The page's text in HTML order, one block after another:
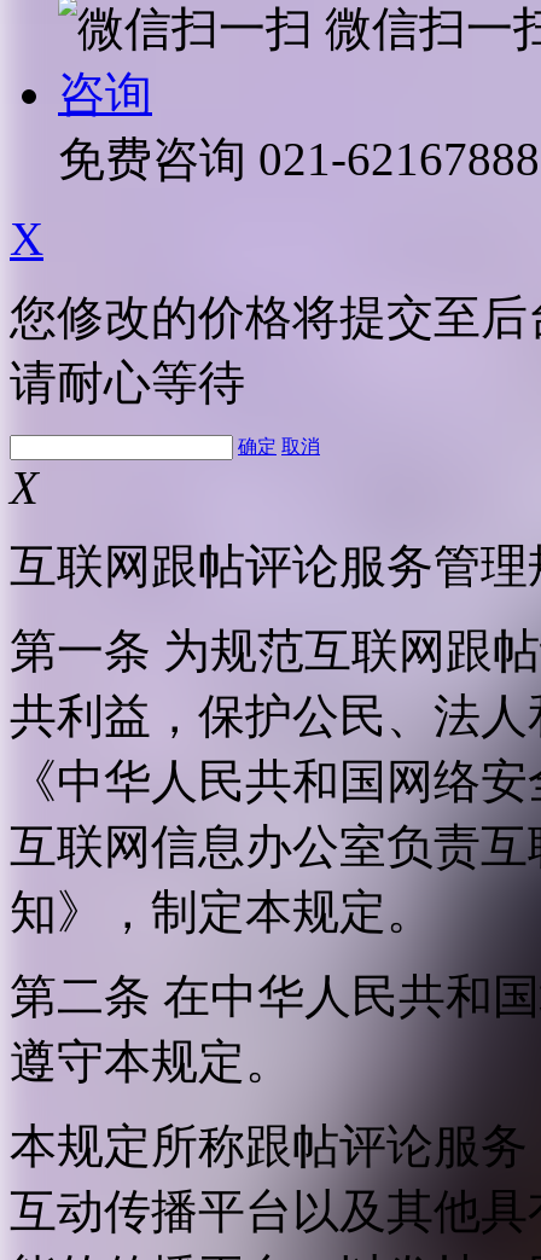
微信扫一
咨询
免费咨询 021-62167888
X
您修改的价格将提交至
请耐心等待
确定 取消
X
互联网跟帖评论服务管理
第一条 为规范互联网跟
共利益，保护公民、法
《中华人民共和国网络
互联网信息办公室负责
知》，制定本规定。
第二条 在中华人民共和
遵守本规定。
本规定所称跟帖评论服
互动传播平台以及其他